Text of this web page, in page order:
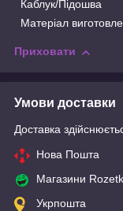
Каблук/Підошва
Матеріал
Приховати
Умови доставки
Доставка
Нова Пошта
Магазини
Укрпошта